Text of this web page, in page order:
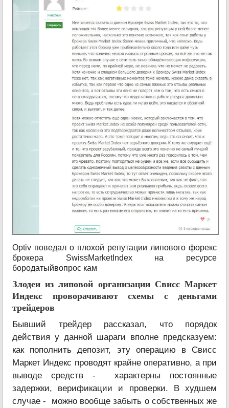
Optiv поведал о плохой репутации липового форекс
брокера SwissMarketIndex на ресурсе
бородатыйвопрос кам
Злодеи из липовой организации Свисс Маркет
Индекс проворачивают схемы с деньгами
трейдеров
Бывший трейдер рассказал, что порядок
действия у данной шараги вполне предсказуем:
как пополнить депозит, эту операцию в Свисс
Маркет Индекс проводят крайне оперативно, а при
выводе средств - характерны постоянные
задержки, верификации и проверки. В худшем
случае - можно вообще забыть о собственных же